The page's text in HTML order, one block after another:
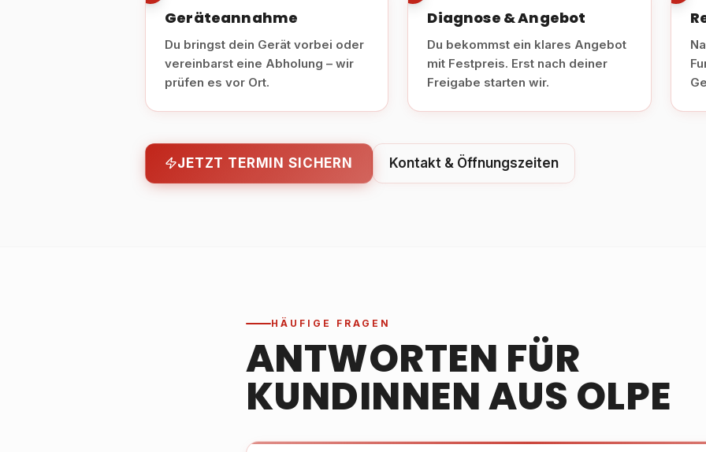
Geräteannahme
Du bringst dein Gerät vorbei oder
vereinbarst eine Abholung – wir
prüfen es vor Ort.
Diagnose & Angebot
Du bekommst ein klares Angebot
mit Festpreis. Erst nach deiner
Freigabe starten wir.
JETZT TERMIN SICHERN Kontakt & Öffnungszeiten
HÄUFIGE FRAGEN
ANTWORTEN FÜR
KUNDINNEN AUS OLPE